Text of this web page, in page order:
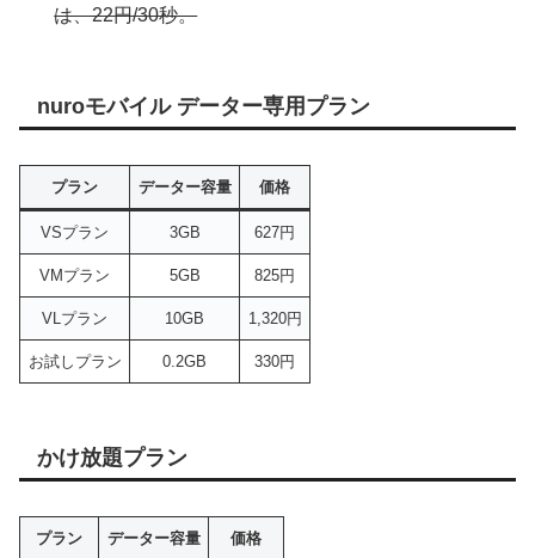
は、22円/30秒。
nuroモバイル データー専用プラン
プラン データー容量 価格
VSプラン 3GB 627円
VMプラン 5GB 825円
VLプラン 10GB 1,320円
お試しプラン 0.2GB 330円
かけ放題プラン
プラン データー容量 価格